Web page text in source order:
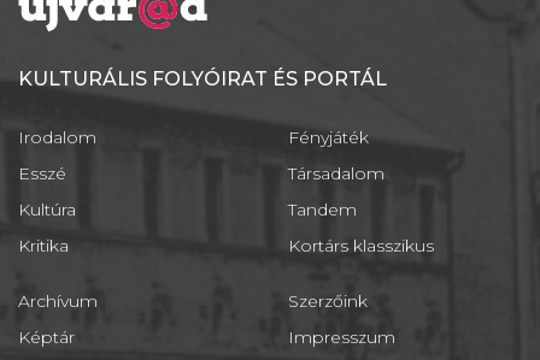
KULTURÁLIS FOLYÓIRAT ÉS PORTÁL
Irodalom
Esszé
Kultúra
Kritika
Fényjáték
Társadalom
Tandem
Kortárs klasszikus
Archívum
Képtár
Szerzőink
Impresszum